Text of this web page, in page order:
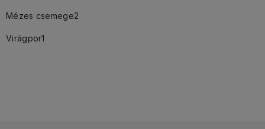
Mézes csemege2
Virágpor1